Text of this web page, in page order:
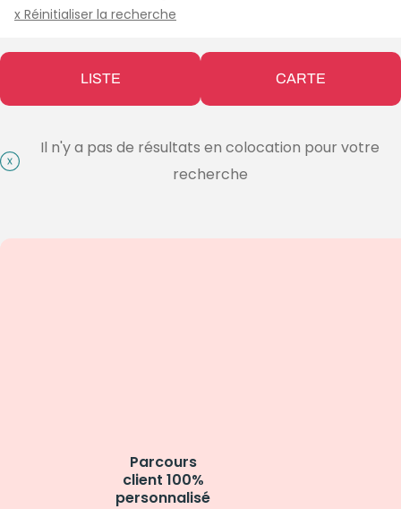
x Réinitialiser la recherche
LISTE CARTE
Il n'y a pas de résultats en colocation pour votre
recherche
Parcours
client 100%
personnalisé